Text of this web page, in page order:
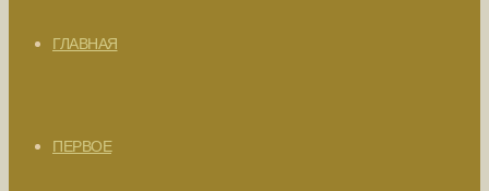
ГЛАВНАЯ
ПЕРВОЕ